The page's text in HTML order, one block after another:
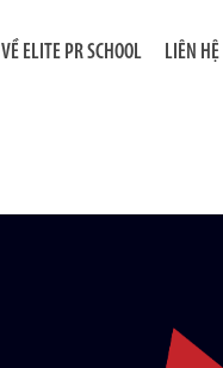
VỀ ELITE PR SCHOOL LIÊN HỆ